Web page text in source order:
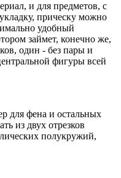
и для предметов, с
прическу можно
удобный
займет, конечно же,
один - без пары и
фигуры всей
для фена и остальных
из двух отрезков
полукружий,